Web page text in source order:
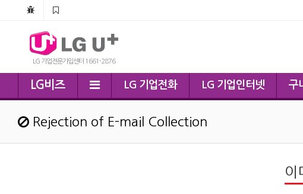
LG 기업전문가입센터 1661-2876
LG비즈 LG 기업전화 LG 기업인터넷 구
Rejection of E-mail Collection
이